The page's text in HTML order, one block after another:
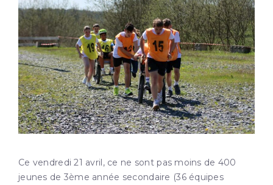
Ce vendredi 21 avril, ce ne sont pas moins de 400
jeunes de 3ème année secondaire (36 équipes